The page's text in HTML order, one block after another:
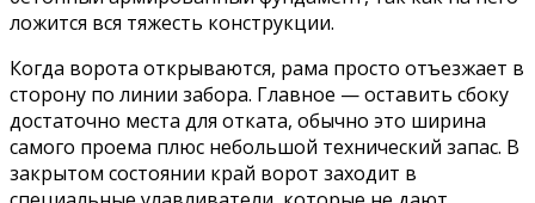
ложится вся тяжесть конструкции.
Когда ворота открываются, рама просто отъезжает в
сторону по линии забора. Главное — оставить сбоку
достаточно места для отката, обычно это ширина
самого проема плюс небольшой технический запас. В
закрытом состоянии край ворот заходит в